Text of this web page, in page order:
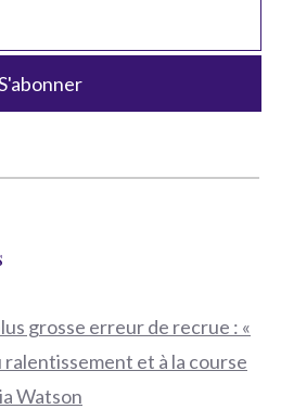
grosse erreur de recrue : «
et à la course
Watson